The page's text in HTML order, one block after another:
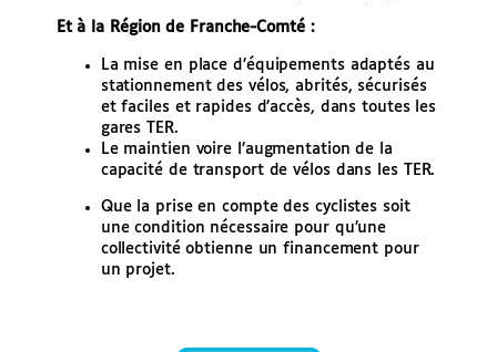
Et à la Région de Franche-Comté :
La mise en place d’équipements adaptés au
stationnement des vélos, abrités, sécurisés
et faciles et rapides d’accès, dans toutes les
gares TER.
Le maintien voire l’augmentation de la
capacité de transport de vélos dans les TER.
Que la prise en compte des cyclistes soit
une condition nécessaire pour qu’une
collectivité obtienne un financement pour
un projet.